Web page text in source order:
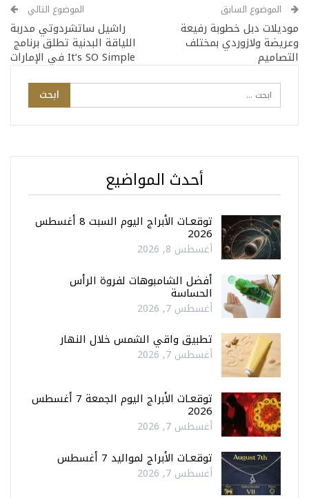
الموضوع السابق
موديلات دبل خطوبة رفيعة
وعريضة ولازوردي بمختلف
التصاميم
الموضوع التالي
راشيل ساتشردوتي مدربة
اللياقة البدنية تطلق برنامج
It’s SO Simple في الإمارات
أحدث المواضيع
توقعـات الأبراج اليوم السبت 8 أغسطس
2026
أغسطس 8, 2026
أفضل الشامبوهات لفروة الرأس
الحساسة
أغسطس 7, 2026
تطبيق واقي الشمس خلال النهار
أغسطس 7, 2026
توقعـات الأبراج اليوم الجمعة 7 أغسطس
2026
أغسطس 7, 2026
توقعـات الأبراج لمواليد 7 أغسطس
أغسطس 7, 2026